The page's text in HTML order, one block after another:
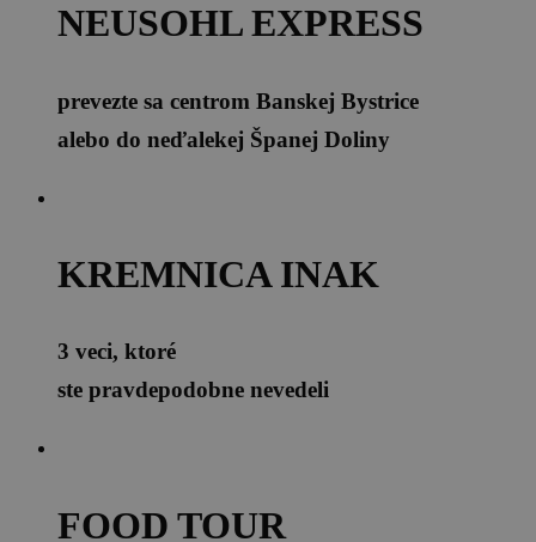
NEUSOHL EXPRESS
prevezte sa centrom Banskej Bystrice
alebo do neďalekej Španej Doliny
KREMNICA INAK
3 veci, ktoré
ste pravdepodobne nevedeli
FOOD TOUR